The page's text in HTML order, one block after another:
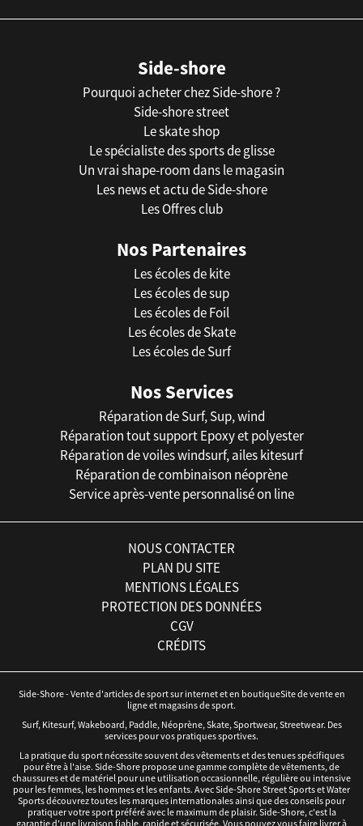
Side-shore
Pourquoi acheter chez Side-shore ?
Side-shore street
Le skate shop
Le spécialiste des sports de glisse
Un vrai shape-room dans le magasin
Les news et actu de Side-shore
Les Offres club
Nos Partenaires
Les écoles de kite
Les écoles de sup
Les écoles de Foil
Les écoles de Skate
Les écoles de Surf
Nos Services
Réparation de Surf, Sup, wind
Réparation tout support Epoxy et polyester
Réparation de voiles windsurf, ailes kitesurf
Réparation de combinaison néoprène
Service après-vente personnalisé on line
NOUS CONTACTER
PLAN DU SITE
MENTIONS LÉGALES
PROTECTION DES DONNÉES
CGV
CRÉDITS
Side-Shore - Vente d'articles de sport sur internet et en boutiqueSite de vente en
ligne et magasins de sport.
Surf, Kitesurf, Wakeboard, Paddle, Néoprène, Skate, Sportwear, Streetwear. Des
services pour vos pratiques sportives.
La pratique du sport nécessite souvent des vêtements et des tenues spécifiques
pour être à l'aise. Side-Shore propose une gamme complète de vêtements, de
chaussures et de matériel pour une utilisation occasionnelle, régulière ou intensive
pour les femmes, les hommes et les enfants. Avec Side-Shore Street Sports et Water
Sports découvrez toutes les marques internationales ainsi que des conseils pour
pratiquer votre sport préféré avec le maximum de plaisir. Side-Shore, c'est la
garantie d'une livraison fiable, rapide et sécurisée. Vous pouvez vous faire livrer à